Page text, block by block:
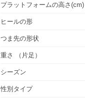
プラットフォームの高さ(cm)
ヒールの形
つま先の形状
重さ （片足）
シーズン
性別タイプ